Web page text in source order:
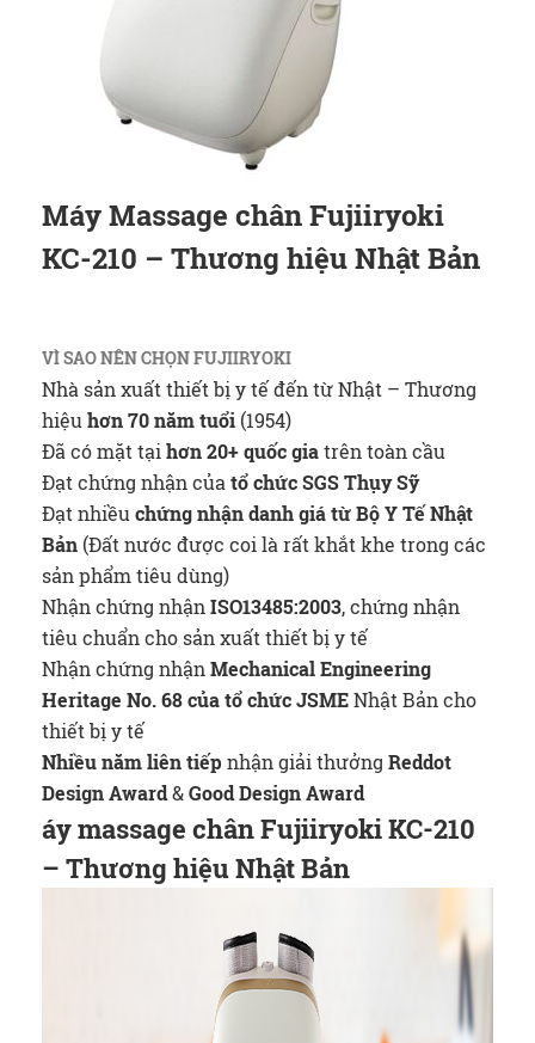
Máy Massage chân Fujiiryoki
KC-210 – Thương hiệu Nhật Bản
VÌ SAO NÊN CHỌN FUJIIRYOKI
Nhà sản xuất thiết bị y tế đến từ Nhật – Thương
hiệu hơn 70 năm tuổi (1954)
Đã có mặt tại hơn 20+ quốc giatrên toàn cầu
Đạt chứng nhận của tổ chức SGS Thụy Sỹ
Đạt nhiều chứng nhận danh giá từ Bộ Y Tế Nhật
Bản (Đất nước được coi là rất khắt khe trong các
sản phẩm tiêu dùng)
Nhận chứng nhận ISO13485:2003, chứng nhận
tiêu chuẩn cho sản xuất thiết bị y tế
Nhận chứng nhận Mechanical Engineering
Heritage No. 68 của tổ chức JSMENhật Bản cho
thiết bị y tế
Nhiều năm liên tiếpnhận giải thưởng Reddot
Design Award&Good Design Award
áy massage chân Fujiiryoki KC-210
– Thương hiệu Nhật Bản